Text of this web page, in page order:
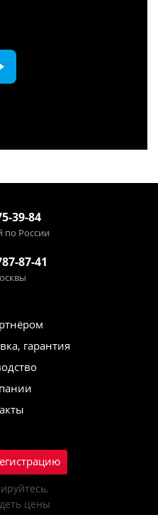
39-84
по России
87-41
гарантия
цены